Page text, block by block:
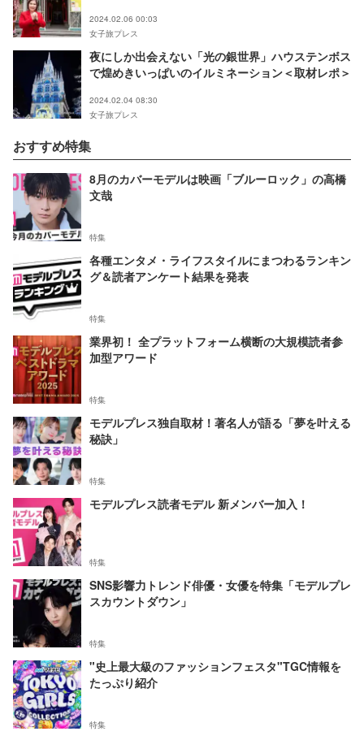
2024.02.06 00:03
女子旅プレス
夜にしか出会えない「光の銀世界」ハウステンボス
で煌めきいっぱいのイルミネーション＜取材レポ＞
2024.02.04 08:30
女子旅プレス
おすすめ特集
8月のカバーモデルは映画「ブルーロック」の高橋
文哉
特集
各種エンタメ・ライフスタイルにまつわるランキン
グ＆読者アンケート結果を発表
特集
業界初！ 全プラットフォーム横断の大規模読者参
加型アワード
特集
モデルプレス独自取材！著名人が語る「夢を叶える
秘訣」
特集
モデルプレス読者モデル 新メンバー加入！
特集
SNS影響力トレンド俳優・女優を特集「モデルプレ
スカウントダウン」
特集
"史上最大級のファッションフェスタ"TGC情報を
たっぷり紹介
特集